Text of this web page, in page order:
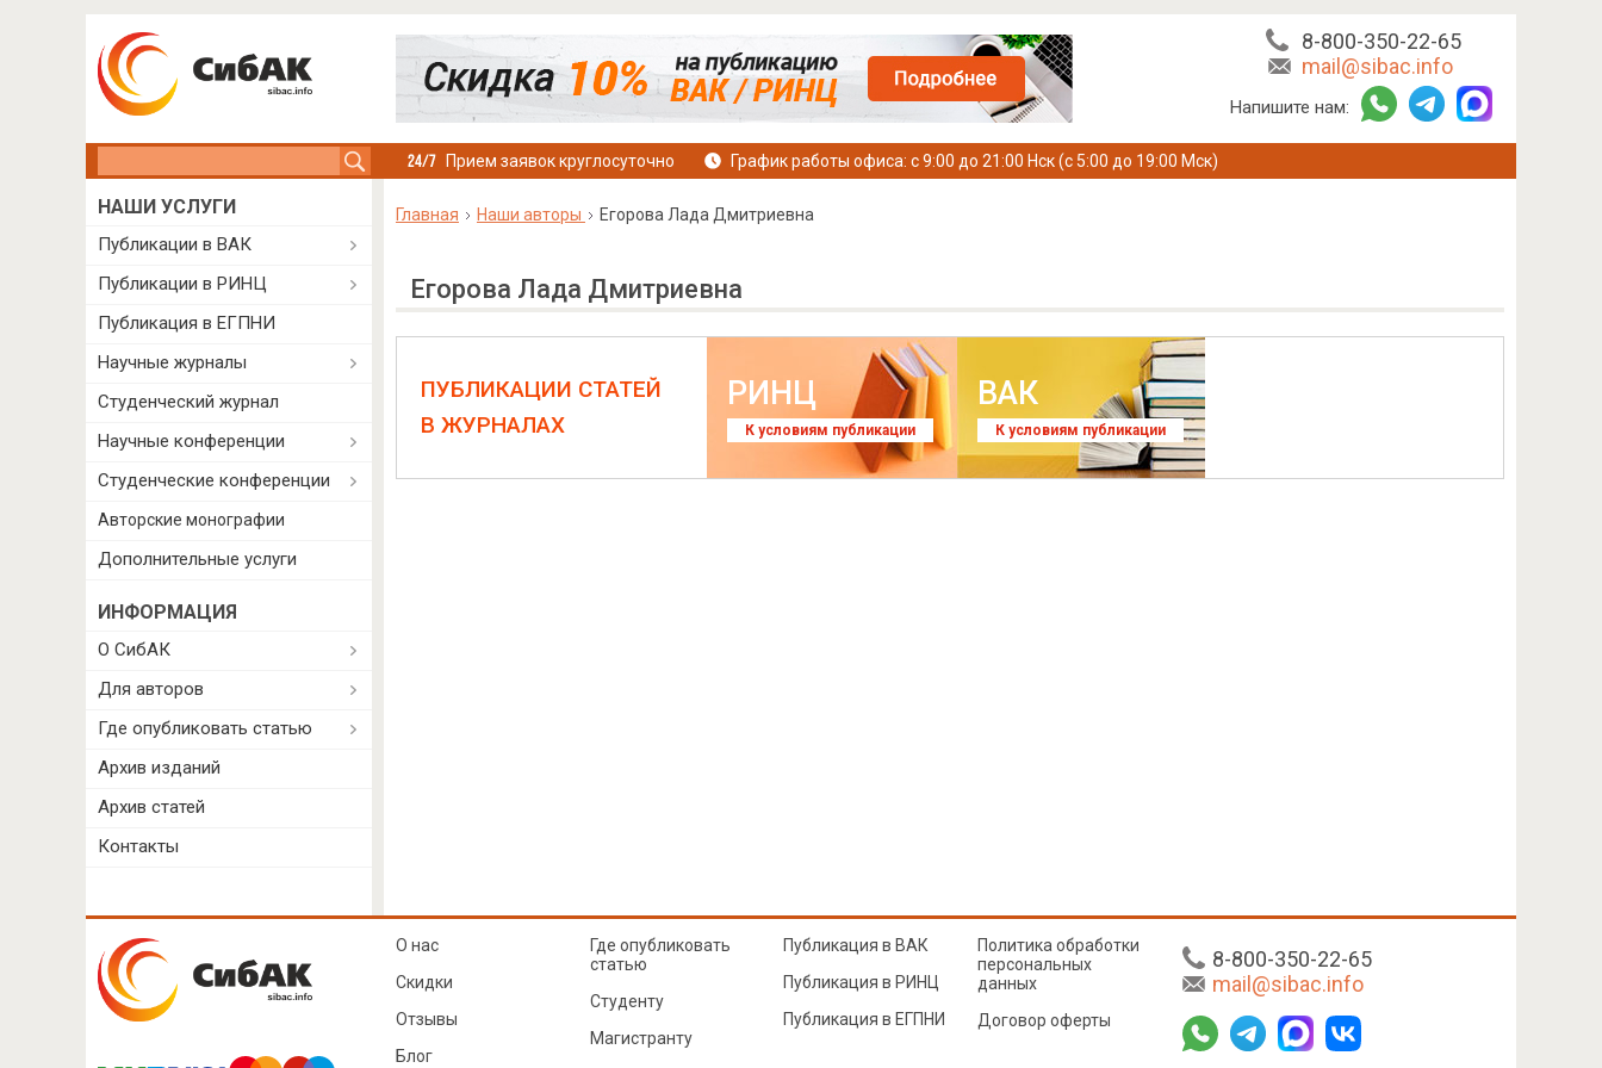
8-800-350-22-65
mail@sibac.info
Напишите нам:
Прием заявок круглосуточно График работы офиса: с 9:00 до 21:00 Нск (с 5:00 до 19:00 Мск)
Главная Наши авторы Егорова Лада Дмитриевна
Егорова Лада Дмитриевна
ПУБЛИКАЦИИ СТАТЕЙ
В ЖУРНАЛАХ
РИНЦ
К условиям публикации
ВАК
К условиям публикации
НАШИ УСЛУГИ
Публикации в ВАК
Публикации в РИНЦ
Публикация в ЕГПНИ
Научные журналы
Студенческий журнал
Научные конференции
Студенческие конференции
Авторские монографии
Дополнительные услуги
ИНФОРМАЦИЯ
О СибАК
Для авторов
Где опубликовать статью
Архив изданий
Архив статей
Контакты
8-800-350-22-65
mail@sibac.info
О нас
Скидки
Отзывы
Блог
Где опубликовать
статью
Студенту
Магистранту
Публикация в ВАК
Публикация в РИНЦ
Публикация в ЕГПНИ
Политика обработки
персональных
данных
Договор оферты